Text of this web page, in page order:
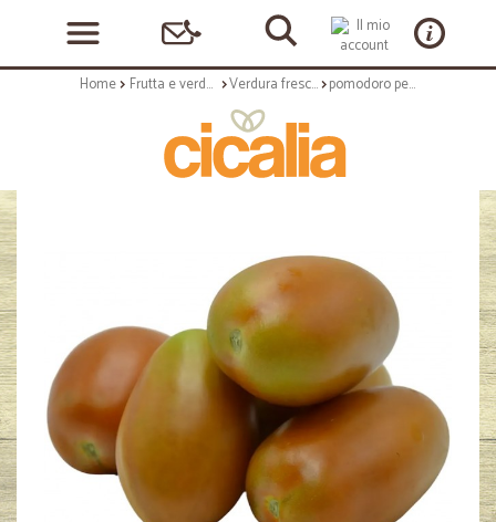
Home Frutta e verdura Verdura fresca pomodoro peretto verde gr.1000